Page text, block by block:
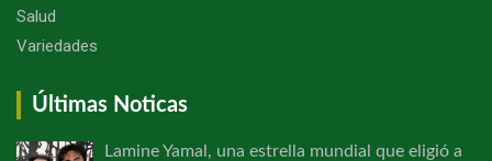
Salud
Variedades
Últimas Noticas
Lamine Yamal, una estrella mundial que eligió a